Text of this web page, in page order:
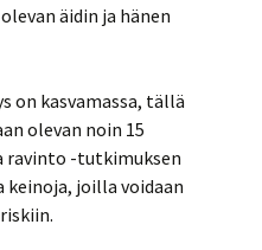
äidin ja hänen
on kasvamassa, tällä
olevan noin 15
ravinto -tutkimuksen
joilla voidaan